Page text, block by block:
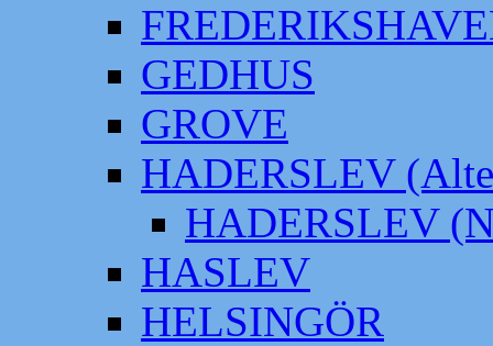
GEDHUS
GROVE
HADERSLEV
HADERSLEV
HASLEV
HELSINGÖR